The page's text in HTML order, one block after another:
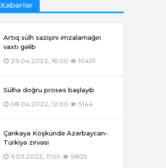
Xəbərlər
Artıq sülh sazişini imzalamağın
vaxtı gəlib
29.04.2022, 16:00
10401
Sülhə doğru proses başlayıb
08.04.2022, 12:00
5144
Çankaya Köşkündə Azərbaycan-
Türkiyə zirvəsi
11.03.2022, 11:00
5805